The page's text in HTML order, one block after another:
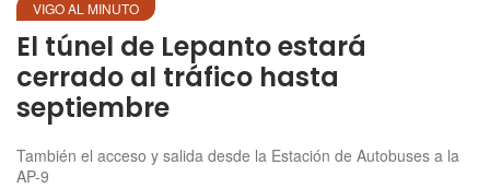
VIGO AL MINUTO
El túnel de Lepanto estará
cerrado al tráfico hasta
septiembre
También el acceso y salida desde la Estación de Autobuses a la
AP-9